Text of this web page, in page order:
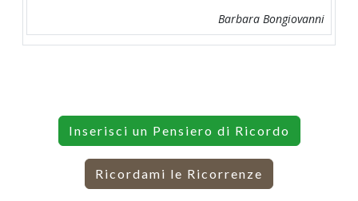
Barbara Bongiovanni
Inserisci un Pensiero di Ricordo
Ricordami le Ricorrenze